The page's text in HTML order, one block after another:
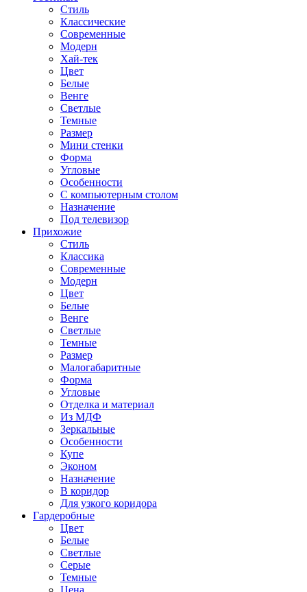
Стиль
Классические
Современные
Модерн
Хай-тек
Цвет
Белые
Венге
Светлые
Темные
Размер
Мини стенки
Форма
Угловые
Особенности
С компьютерным столом
Назначение
Под телевизор
Прихожие
Стиль
Классика
Современные
Модерн
Цвет
Белые
Венге
Светлые
Темные
Размер
Малогабаритные
Форма
Угловые
Отделка и материал
Из МДФ
Зеркальные
Особенности
Купе
Эконом
Назначение
В коридор
Для узкого коридора
Гардеробные
Цвет
Белые
Светлые
Серые
Темные
Цена